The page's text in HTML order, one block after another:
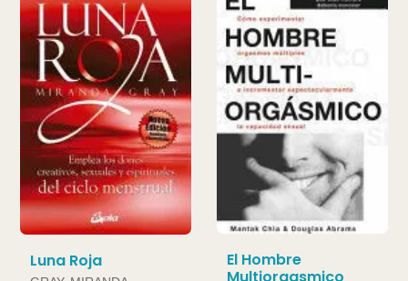
Luna Roja
El Hombre